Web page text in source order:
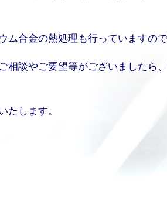
ム合金の熱処理も行っていますの
相談やご要望等がございましたら
たします。